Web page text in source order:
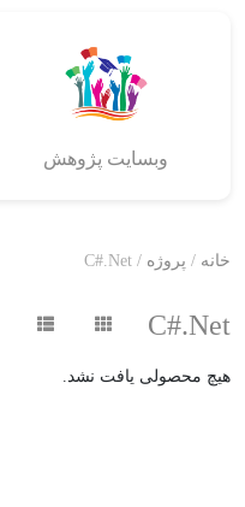
وبسایت پژوهش
خانه / پروژه‌ / C#.Net
C#.Net
هیچ محصولی یافت نشد.